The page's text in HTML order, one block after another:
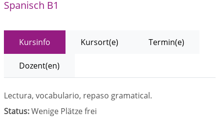
Spanisch B1
Kursinfo Kursort(e) Termin(e)
Dozent(en)
Lectura, vocabulario, repaso gramatical.
Status: Wenige Plätze frei